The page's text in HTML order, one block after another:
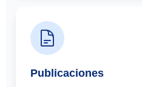
Publicaciones